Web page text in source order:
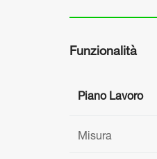
Funzionalità
Piano Lavoro
Misura